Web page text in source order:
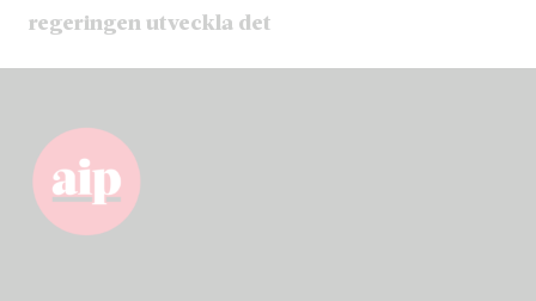
regeringen utveckla det